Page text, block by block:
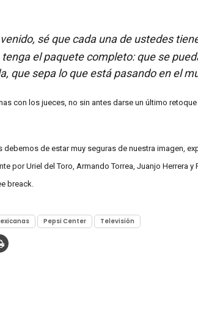
sé que cada una de ustedes
el paquete completo: que se
que sepa lo que está pasando en el
con los jueces, no sin antes darse un último
de estar muy seguras de nuestra imagen,
por Uriel del Toro, Armando Torrea, Juanjo Herrera y
breack.
Pepsi Center Televisión